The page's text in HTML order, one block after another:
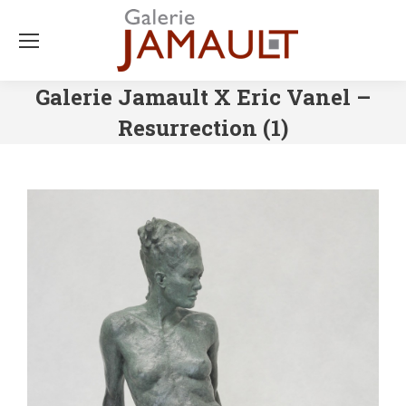
Galerie Jamault X Eric Vanel –
Resurrection (1)